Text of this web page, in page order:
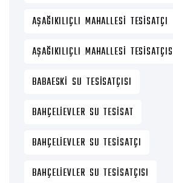
AŞAĞIKILIÇLI MAHALLESI TESISATÇI
AŞAĞIKILIÇLI MAHALLESI
BABAESKI SU TESISATÇISI
BAHÇELIEVLER SU TESISAT
BAHÇELIEVLER SU TESISATÇI
BAHÇELIEVLER SU TESISATÇISI